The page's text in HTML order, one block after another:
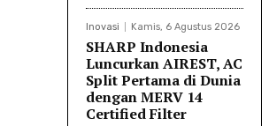
Inovasi Kamis, 6 Agustus 2026
SHARP Indonesia
Luncurkan AIREST, AC
Split Pertama di Dunia
dengan MERV 14
Certified Filter